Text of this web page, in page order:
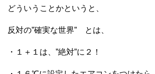
どういうことかというと、
反対の”確実な世界” とは、
・１＋１は、”絶対”に２！